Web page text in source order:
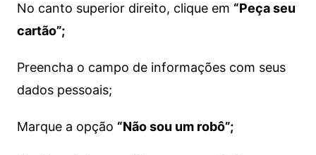
No canto superior direito, clique em “Peça seu
cartão”;
Preencha o campo de informações com seus
dados pessoais;
Marque a opção “Não sou um robô”;